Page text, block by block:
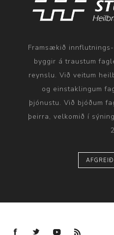
Framsækið
byggir á traustum
reynslu. Við veitum
og einstaklingum
þjónustu. Við bjóðum
þeirra, velkomið í